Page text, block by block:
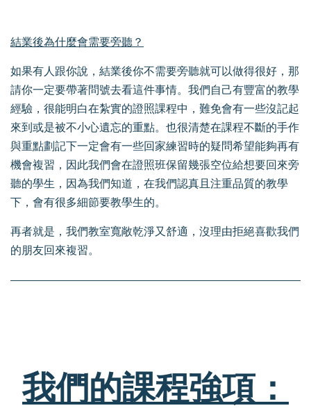
結業後為什麼會需要旁聽？
如果有人跟你說，結業後你不需要旁聽就可以做得很好，那
請你一定要帶著問號去看這件事情。我們自己有豐富的教學
經驗，很能明白在紮實的證照課程中，難免會有一些沒記起
來到或是被不小心遺忘的重點。也很清楚在課程不斷的手作
與重點劃記下一定會有一些回家練習時的疑問希望能夠再有
機會複習，因此我們會在證照班保留幾張空位給想要回來旁
聽的學生，因為我們知道，在我們認真且注重品質的教學
下，會有很多細節要教學生的。
再者就是，我們教室寬敞乾淨又舒適，沒理由拒絕喜歡我們
的朋友回來複習。
我們的課程強項：